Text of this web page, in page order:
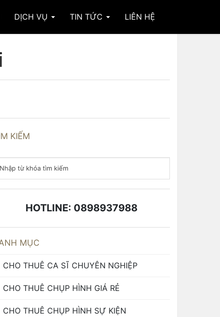
DỊCH VỤ TIN TỨC LIÊN HỆ
KIẾM
HOTLINE: 0898937988
MỤC
CHO THUÊ CA SĨ CHUYÊN NGHIỆP
CHO THUÊ CHỤP HÌNH GIÁ RẺ
CHO THUÊ CHỤP HÌNH SỰ KIỆN